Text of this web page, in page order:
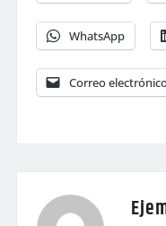
WhatsApp
Correo